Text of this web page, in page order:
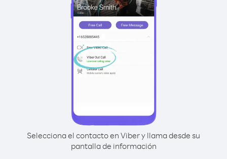
Selecciona el contacto en Viber y llama desde su
pantalla de información